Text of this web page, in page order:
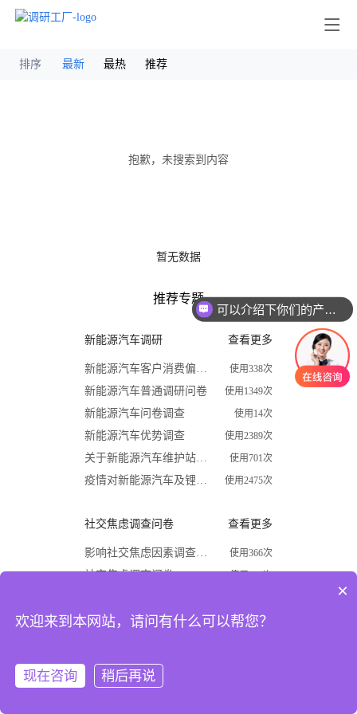
排序 最新 最热 推荐
抱歉，未搜索到内容
暂无数据
推荐专题
新能源汽车调研 查看更多
新能源汽车客户消费偏好调查问卷 使用338次
新能源汽车普通调研问卷 使用1349次
新能源汽车问卷调查 使用14次
新能源汽车优势调查 使用2389次
关于新能源汽车维护站调查问卷 使用701次
疫情对新能源汽车及锂电行业影响调查问卷 使用2475次
社交焦虑调查问卷 查看更多
影响社交焦虑因素调查问卷 使用366次
社交焦虑调查问卷
关于大学生社交焦虑问卷调查 使用677次
注册
×
欢迎来到本网站，请问有什么可以帮您？
现在咨询 稍后再说